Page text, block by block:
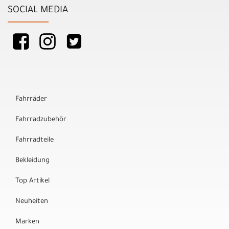
SOCIAL MEDIA
Fahrräder
Fahrradzubehör
Fahrradteile
Bekleidung
Top Artikel
Neuheiten
Marken